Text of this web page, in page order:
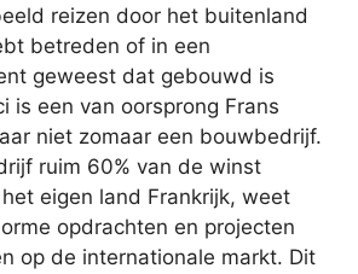
reizen door het buitenland
betreden of in een
geweest dat gebouwd is
is een van oorsprong Frans
niet zomaar een bouwbedrijf.
ruim 60% van de winst
eigen land Frankrijk, weet
opdrachten en projecten
op de internationale markt. Dit